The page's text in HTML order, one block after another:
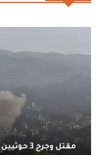
مقتل وجرح 3 حوثيين في اشتباكات غرب تعز